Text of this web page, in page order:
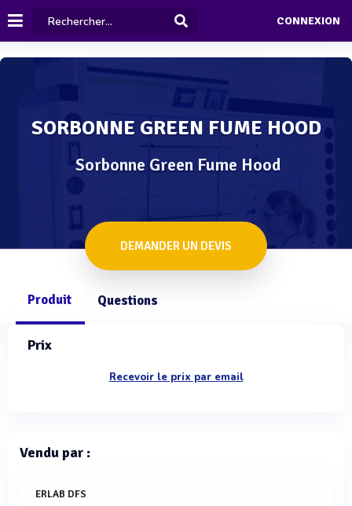
CONNEXION
SORBONNE GREEN FUME HOOD
Sorbonne Green Fume Hood
DEMANDER UN DEVIS
Produit Questions
Prix
Recevoir le prix par email
Vendu par :
ERLAB DFS